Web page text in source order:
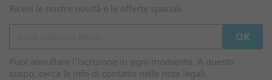
Ricevi le nostre novità e le offerte speciali
Puoi annullare l'iscrizione in ogni momento. A questo
scopo, cerca le info di contatto nelle note legali.